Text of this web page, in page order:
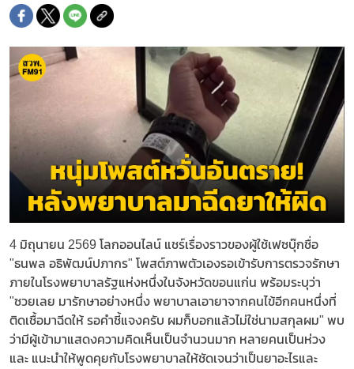
4 มิถุนายน 2569 โลกออนไลน์ แชร์เรื่องราวของผู้ใช้เฟซบุ๊กชื่อ
"ธนพล อธิพัฒน์ปภากร" โพสต์ภาพตัวเองรอเข้ารับการตรวจรักษา
ภายในโรงพยาบาลรัฐแห่งหนึ่งในจังหวัดขอนแก่น พร้อมระบุว่า
"ซวยเลย มารักษาอย่างหนึ่ง พยาบาลเอายาจากคนไข้อีกคนหนึ่งที่
ติดเชื้อมาฉีดให้ รอคำชี้แจงครับ ผมก็บอกแล้วไม่ใช่นามสกุลผม" พบ
ว่ามีผู้เข้ามาแสดงความคิดเห็นเป็นจำนวนมาก หลายคนเป็นห่วง
และ แนะนำให้พูดคุยกับโรงพยาบาลให้ชัดเจนว่าเป็นยาอะไรและ